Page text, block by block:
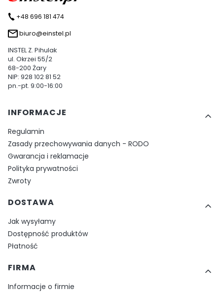
+48 696 181 474
biuro@einstel.pl
INSTEL Z. Pihulak
ul. Okrzei 55/2
68-200 Żary
NIP: 928 102 81 52
pn.-pt. 9:00-16:00
Linki w stopce
INFORMACJE
Regulamin
Zasady przechowywania danych - RODO
Gwarancja i reklamacje
Polityka prywatności
Zwroty
DOSTAWA
Jak wysyłamy
Dostępność produktów
Płatność
FIRMA
Informacje o firmie